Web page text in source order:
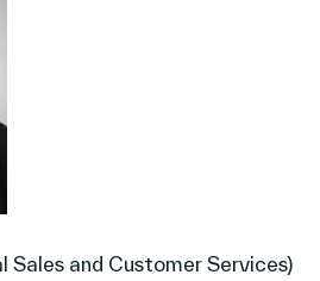
Sales and Customer Services)